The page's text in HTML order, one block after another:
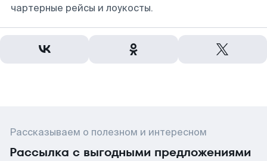
чартерные рейсы и лоукосты.
Рассказываем о полезном и интересном
Рассылка с выгодными предложениями